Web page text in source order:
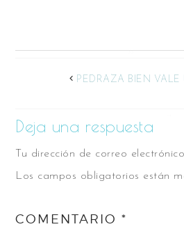
PEDRAZA BIEN VALE
Deja una respuesta
Tu dirección de correo
Los campos obligatorios están
COMENTARIO*